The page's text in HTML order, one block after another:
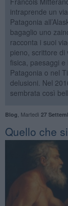
intraprende un
Patagonia
bagaglio uno
racconta i suoi
pieno, scrittore di
fisica, paesaggi
Patagonia o nel
delusioni. Nel
sembrata così
Blog Martedì 27
Quello che